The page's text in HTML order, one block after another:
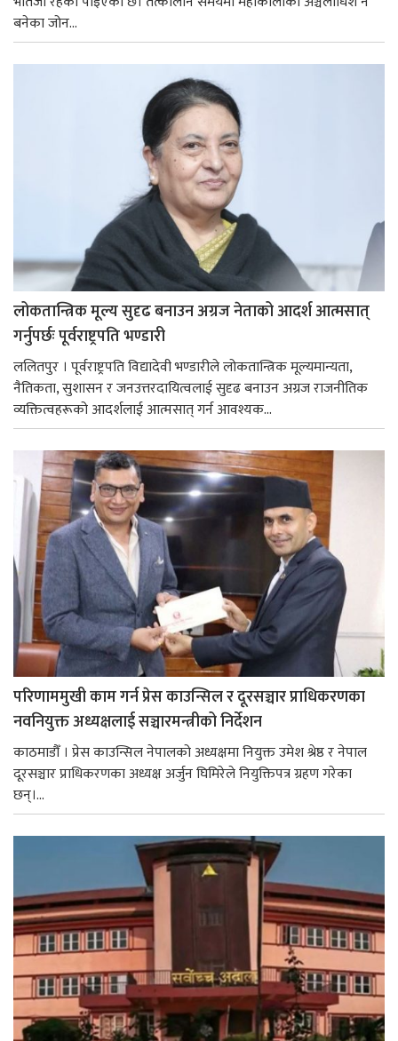
बनेका जोन...
लोकतान्त्रिक मूल्य सुदृढ बनाउन अग्रज नेताको आदर्श आत्मसात्
गर्नुपर्छः पूर्वराष्ट्रपति भण्डारी
ललितपुर । पूर्वराष्ट्रपति विद्यादेवी भण्डारीले लोकतान्त्रिक मूल्यमान्यता,
नैतिकता, सुशासन र जनउत्तरदायित्वलाई सुदृढ बनाउन अग्रज राजनीतिक
व्यक्तित्वहरूको आदर्शलाई आत्मसात् गर्न आवश्यक...
परिणाममुखी काम गर्न प्रेस काउन्सिल र दूरसञ्चार प्राधिकरणका
नवनियुक्त अध्यक्षलाई सञ्चारमन्त्रीको निर्देशन
काठमाडौँ । प्रेस काउन्सिल नेपालको अध्यक्षमा नियुक्त उमेश श्रेष्ठ र नेपाल
दूरसञ्चार प्राधिकरणका अध्यक्ष अर्जुन घिमिरेले नियुक्तिपत्र ग्रहण गरेका
छन्।...